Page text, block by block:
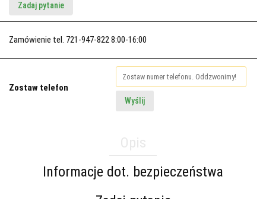
Zadaj pytanie
Zamówienie tel. 721-947-822 8:00-16:00
Zostaw telefon
Wyślij
Informacje dot. bezpieczeństwa